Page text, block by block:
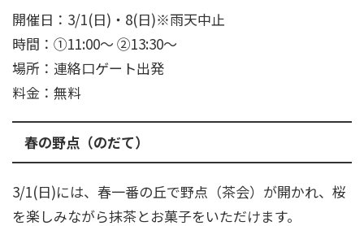
開催日：3/1(日)・8(日)※雨天中止
時間：①11:00～ ②13:30～
場所：連絡口ゲート出発
料金：無料
春の野点（のだて）
3/1(日)には、春一番の丘で野点（茶会）が開かれ、桜
を楽しみながら抹茶とお菓子をいただけます。